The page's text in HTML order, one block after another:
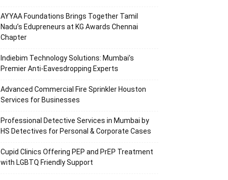
AYYAA Foundations Brings Together Tamil
Nadu’s Edupreneurs at KG Awards Chennai
Chapter
Indiebim Technology Solutions: Mumbai’s
Premier Anti-Eavesdropping Experts
Advanced Commercial Fire Sprinkler Houston
Services for Businesses
Professional Detective Services in Mumbai by
HS Detectives for Personal & Corporate Cases
Cupid Clinics Offering PEP and PrEP Treatment
with LGBTQ Friendly Support